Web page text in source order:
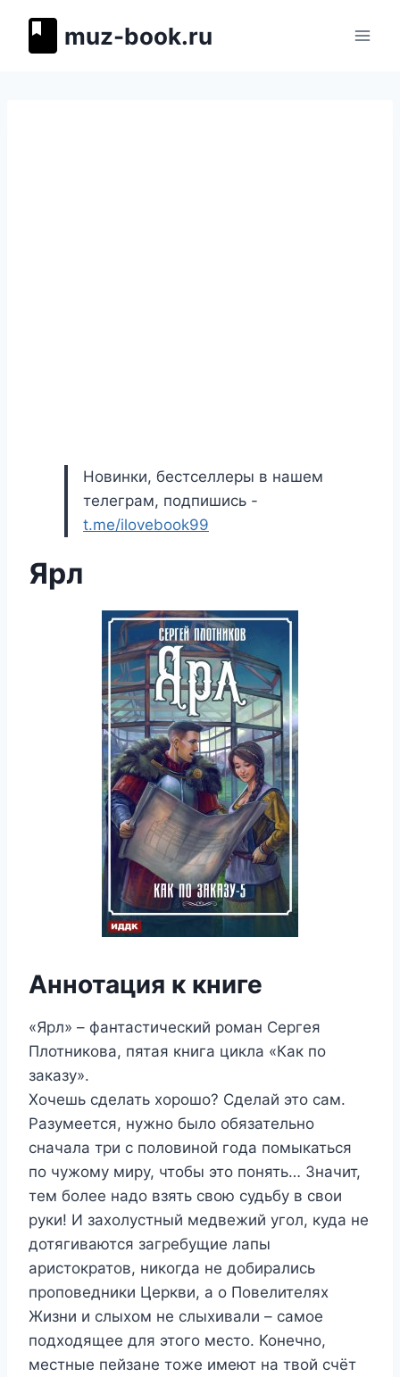
muz-book.ru
Новинки, бестселлеры в нашем
телеграм, подпишись -
t.me/ilovebook99
Ярл
Аннотация к книге
«Ярл» – фантастический роман Сергея
Плотникова, пятая книга цикла «Как по
заказу».
Хочешь сделать хорошо? Сделай это сам.
Разумеется, нужно было обязательно
сначала три с половиной года помыкаться
по чужому миру, чтобы это понять… Значит,
тем более надо взять свою судьбу в свои
руки! И захолустный медвежий угол, куда не
дотягиваются загребущие лапы
аристократов, никогда не добирались
проповедники Церкви, а о Повелителях
Жизни и слыхом не слыхивали – самое
подходящее для этого место. Конечно,
местные пейзане тоже имеют на твой счёт